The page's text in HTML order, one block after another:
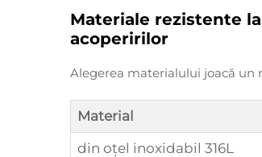
Materiale rezistente
acoperirilor
Alegerea materialului joacă un
Material
din oțel inoxidabil 316L